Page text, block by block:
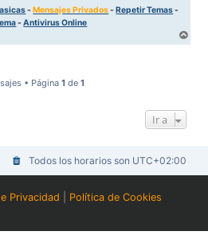
-Mensajes Privados-Repetir Temas-
-Antivirus Online
r
• Página 1 de 1
Ir a
Todos los horarios son UTC+02:00
Privacidad
Política de Cookies